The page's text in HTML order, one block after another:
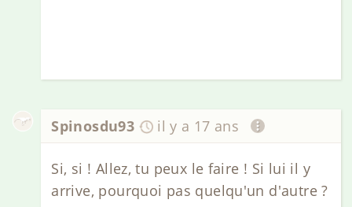
Spinosdu93 il y a 17 ans
Si, si ! Allez, tu peux le faire ! Si lui il y
arrive, pourquoi pas quelqu'un d'autre ?